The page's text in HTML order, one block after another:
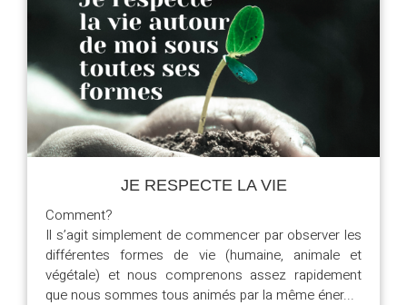
JE RESPECTE LA VIE
Comment?
Il s’agit simplement de commencer par observer les
différentes formes de vie (humaine, animale et
végétale) et nous comprenons assez rapidement
que nous sommes tous animés par la même éner...